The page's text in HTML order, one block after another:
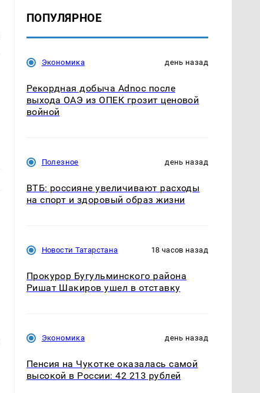
ПОПУЛЯРНОЕ
Экономика день назад
Рекордная добыча Adnoc после
выхода ОАЭ из ОПЕК грозит ценовой
войной
Полезное день назад
ВТБ: россияне увеличивают расходы
на спорт и здоровый образ жизни
Новости Татарстана 18 часов назад
Прокурор Бугульминского района
Ришат Шакиров ушел в отставку
Экономика день назад
Пенсия на Чукотке оказалась самой
высокой в России: 42 213 рублей